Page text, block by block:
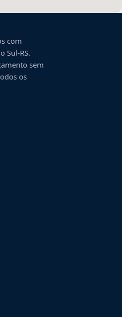
com
Sul-RS.
sem
os